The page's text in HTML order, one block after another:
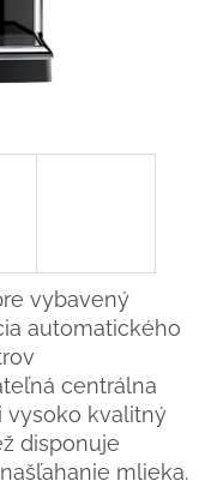
vybavený
automatického
centrálna
vysoko kvalitný
disponuje
mlieka.